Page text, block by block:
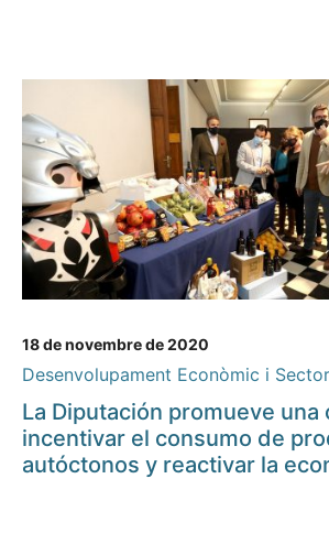
18 de novembre de 2020
Desenvolupament Econòmic i
La Diputación promueve una
incentivar el consumo de
autóctonos y reactivar la